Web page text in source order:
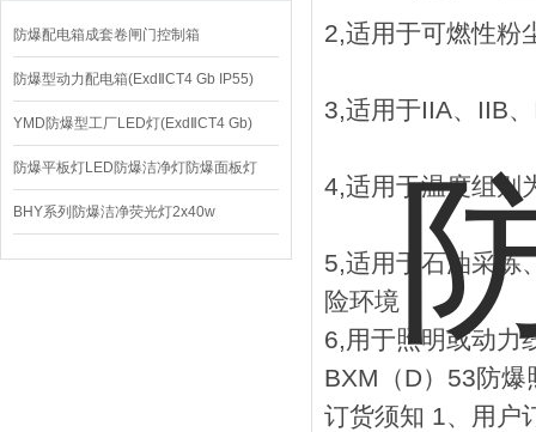
防爆配电箱成套卷闸门控制箱
防爆型动力配电箱(ExdⅡCT4 Gb IP55)
YMD防爆型工厂LED灯(ExdⅡCT4 Gb)
220V/150W
防爆平板灯LED防爆洁净灯防爆面板灯
BHY系列防爆洁净荧光灯2x40w
2,适用于可燃性粉
3,适用于IIA、IIB
4,适用于温度组别
5,适用于石油采炼
险环境
6,用于照明或动力
BXM（D）53防
订货须知 1、用户